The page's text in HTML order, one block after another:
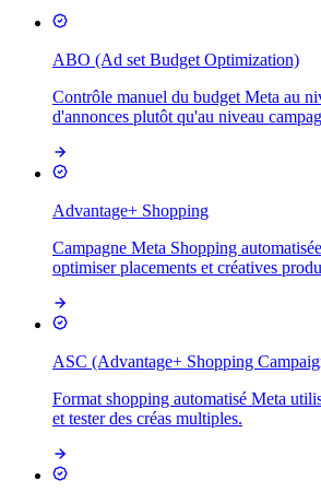
ABO (Ad set Budget Optimization)
Contrôle manuel du budget Meta au
d'annonces plutôt qu'au niveau
Advantage+ Shopping
Campagne Meta Shopping
optimiser placements et créatives
ASC (Advantage+ Shopping
Format shopping automatisé Meta
et tester des créas multiples.